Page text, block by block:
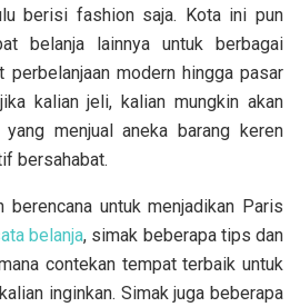
berisi fashion saja. Kota ini pun
belanja lainnya untuk berbagai
perbelanjaan modern hingga pasar
kalian jeli, kalian mungkin akan
menjual aneka barang keren
bersahabat.
berencana untuk menjadikan Paris
belanja, simak beberapa tips dan
contekan tempat terbaik untuk
inginkan. Simak juga beberapa